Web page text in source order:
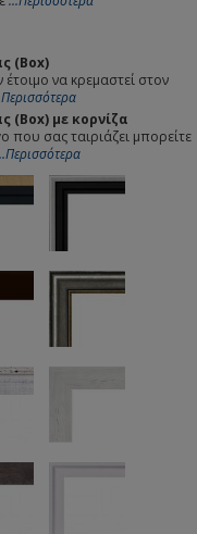
(Box)
να κρεμαστεί στον
(Box) με κορνίζα
που σας ταιριάζει μπορείτε